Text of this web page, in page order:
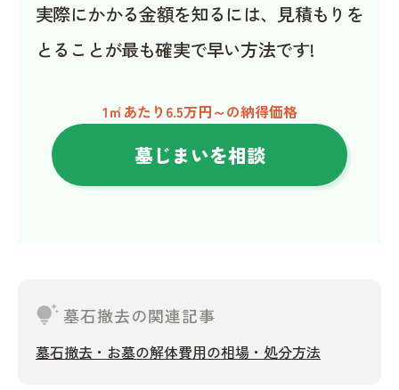
実際にかかる金額を知るには、見積もりを
とることが最も確実で早い方法です!
1㎡あたり6.5万円～の納得価格
墓じまいを相談
tips_and_updates墓石撤去の関連記事
墓石撤去・お墓の解体費用の相場・処分方法